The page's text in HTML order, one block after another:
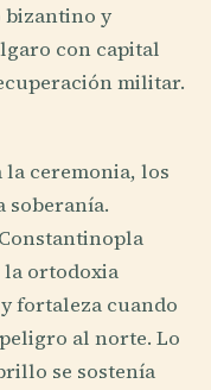
bizantino y
con capital
militar.
ceremonia, los
soberanía.
la ortodoxia
fortaleza cuando
al norte. Lo
se sostenía